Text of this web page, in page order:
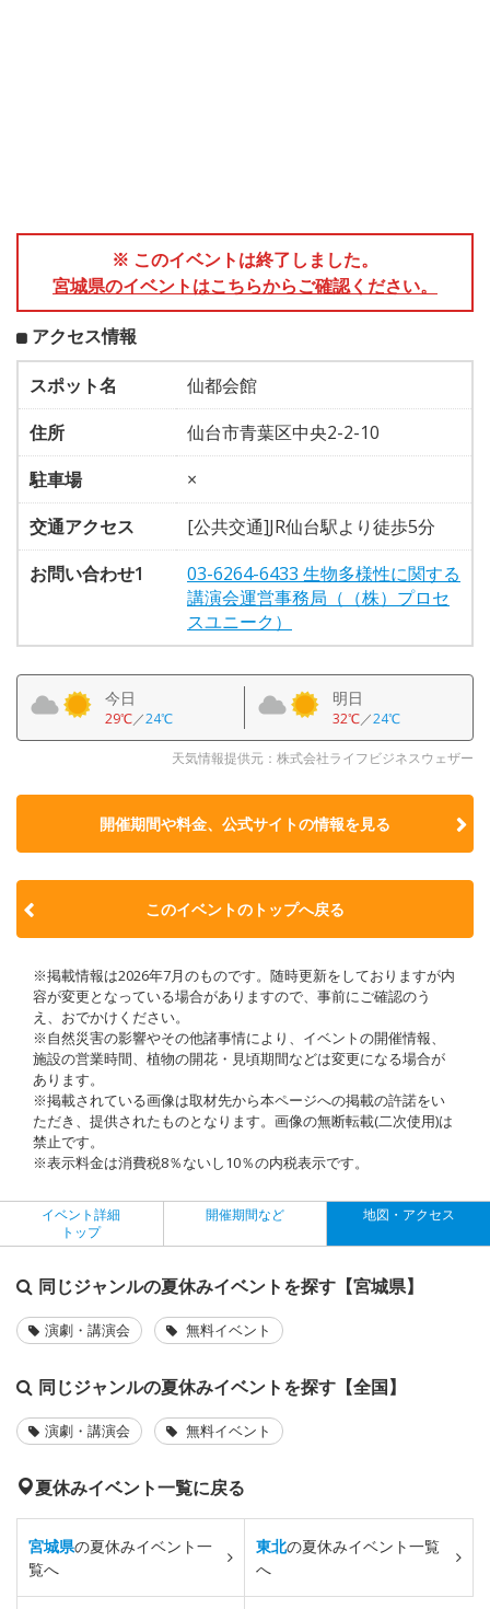
※ このイベントは終了しました。
宮城県のイベントはこちらからご確認ください。
アクセス情報
スポット名
仙都会館
住所
仙台市青葉区中央2-2-10
駐車場
×
交通アクセス
[公共交通]JR仙台駅より徒歩5分
お問い合わせ1
03-6264-6433 生物多様性に関する
講演会運営事務局（（株）プロセ
スユニーク）
今日
29℃／24℃
明日
32℃／24℃
天気情報提供元：株式会社ライフビジネスウェザー
開催期間や料金、公式サイトの情報を見る
このイベントのトップへ戻る
※掲載情報は2026年7月のものです。随時更新をしておりますが内
容が変更となっている場合がありますので、事前にご確認のう
え、おでかけください。
※自然災害の影響やその他諸事情により、イベントの開催情報、
施設の営業時間、植物の開花・見頃期間などは変更になる場合が
あります。
※掲載されている画像は取材先から本ページへの掲載の許諾をい
ただき、提供されたものとなります。画像の無断転載(二次使用)は
禁止です。
※表示料金は消費税8％ないし10％の内税表示です。
イベント詳細
トップ
開催期間など 地図・アクセス
同じジャンルの夏休みイベントを探す【宮城県】
演劇・講演会 無料イベント
同じジャンルの夏休みイベントを探す【全国】
演劇・講演会 無料イベント
夏休みイベント一覧に戻る
宮城県の夏休みイベント一
覧へ
東北の夏休みイベント一覧
へ